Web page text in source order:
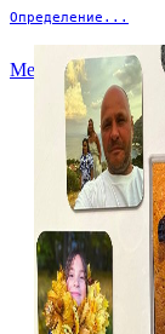
Определение...
Меню